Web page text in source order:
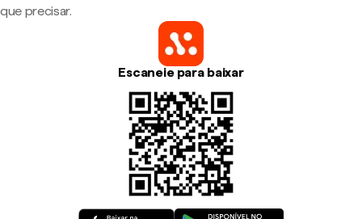
que precisar.
Escaneie para baixar